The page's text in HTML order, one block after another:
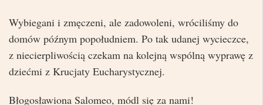
Wybiegani i zmęczeni, ale zadowoleni, wróciliśmy do
domów późnym popołudniem. Po tak udanej wycieczce,
z niecierpliwością czekam na kolejną wspólną wyprawę z
dziećmi z Krucjaty Eucharystycznej.
Błogosławiona Salomeo, módl się za nami!